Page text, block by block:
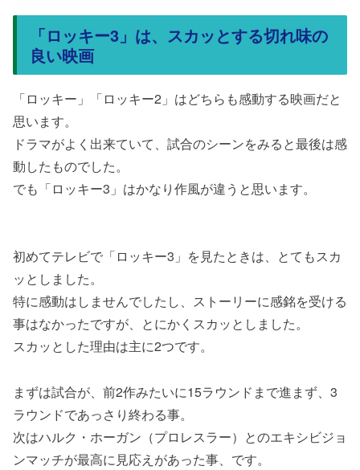
「ロッキー3」は、スカッとする切れ味の
良い映画
「ロッキー」「ロッキー2」はどちらも感動する映画だと
思います。
ドラマがよく出来ていて、試合のシーンをみると最後は感
動したものでした。
でも「ロッキー3」はかなり作風が違うと思います。
初めてテレビで「ロッキー3」を見たときは、とてもスカ
ッとしました。
特に感動はしませんでしたし、ストーリーに感銘を受ける
事はなかったですが、とにかくスカッとしました。
スカッとした理由は主に2つです。
まずは試合が、前2作みたいに15ラウンドまで進まず、3
ラウンドであっさり終わる事。
次はハルク・ホーガン（プロレスラー）とのエキシビジョ
ンマッチが最高に見応えがあった事、です。